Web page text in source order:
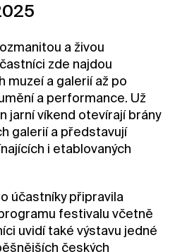
a živou
zde najdou
muzeí a galerií až po
a performance. Už
jarní víkend otevírají brány
galerií a představují
i etablovaných
účastníky připravila
festivalu včetně
uvidí také výstavu jedné
českých